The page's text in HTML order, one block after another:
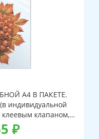
А4 В ПАКЕТЕ.
индивидуальной
клеевым клапаном,
лак)
₽